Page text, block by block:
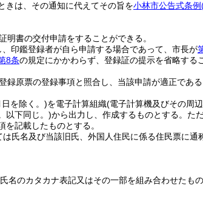
きは、その通知に代えてその旨を小林市公告式条例
書の交付申請をすることができる。
、印鑑登録者が自ら申請する場合であって、市長が
8条の規定にかかわらず、登録証の提示を省略する
原票の登録事項と照合し、当該申請が適正であ
を除く。)を電子計算組織(電子計算機及びその周
以下同じ。)から出力し、作成するものとする。 た
記載したものとする。
氏名及び当該旧氏、外国人住民に係る住民票に通
名のカタカナ表記又はその一部を組み合わせたも